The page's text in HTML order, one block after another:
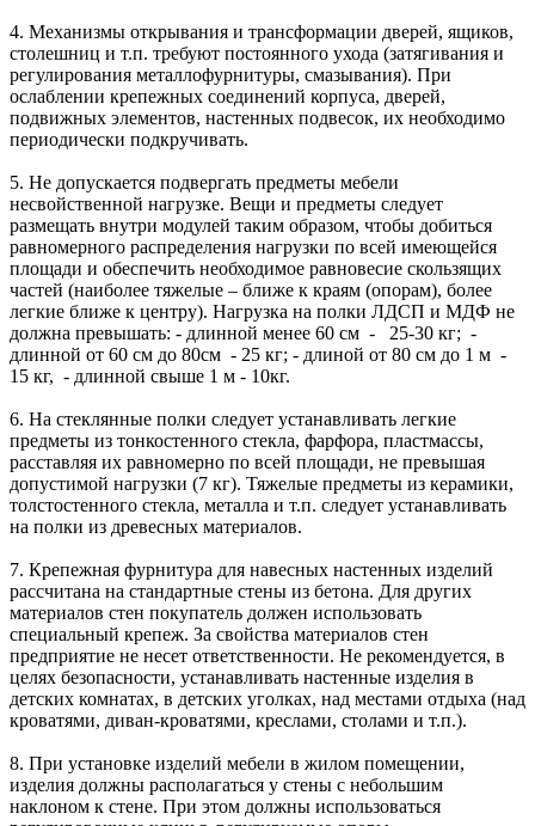
4. Механизмы открывания и трансформации дверей, ящиков,
столешниц и т.п. требуют постоянного ухода (затягивания и
регулирования металлофурнитуры, смазывания). При
ослаблении крепежных соединений корпуса, дверей,
подвижных элементов, настенных подвесок, их необходимо
периодически подкручивать.
5. Не допускается подвергать предметы мебели
несвойственной нагрузке. Вещи и предметы следует
размещать внутри модулей таким образом, чтобы добиться
равномерного распределения нагрузки по всей имеющейся
площади и обеспечить необходимое равновесие скользящих
частей (наиболее тяжелые – ближе к краям (опорам), более
легкие ближе к центру). Нагрузка на полки ЛДСП и МДФ не
должна превышать: - длинной менее 60 см - 25-30 кг; -
длинной от 60 см до 80см - 25 кг; - длиной от 80 см до 1 м -
15 кг, - длинной свыше 1 м - 10кг.
6. На стеклянные полки следует устанавливать легкие
предметы из тонкостенного стекла, фарфора, пластмассы,
расставляя их равномерно по всей площади, не превышая
допустимой нагрузки (7 кг). Тяжелые предметы из керамики,
толстостенного стекла, металла и т.п. следует устанавливать
на полки из древесных материалов.
7. Крепежная фурнитура для навесных настенных изделий
рассчитана на стандартные стены из бетона. Для других
материалов стен покупатель должен использовать
специальный крепеж. За свойства материалов стен
предприятие не несет ответственности. Не рекомендуется, в
целях безопасности, устанавливать настенные изделия в
детских комнатах, в детских уголках, над местами отдыха (над
кроватями, диван-кроватями, креслами, столами и т.п.).
8. При установке изделий мебели в жилом помещении,
изделия должны располагаться у стены с небольшим
наклоном к стене. При этом должны использоваться